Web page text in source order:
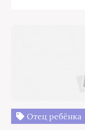
Отец ребёнка